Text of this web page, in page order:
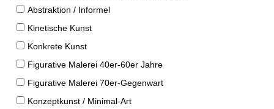
Abstraktion / Informel
Kinetische Kunst
Konkrete Kunst
Figurative Malerei 40er-60er Jahre
Figurative Malerei 70er-Gegenwart
Konzeptkunst / Minimal-Art